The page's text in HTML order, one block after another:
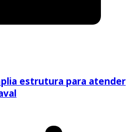
estrutura para atender